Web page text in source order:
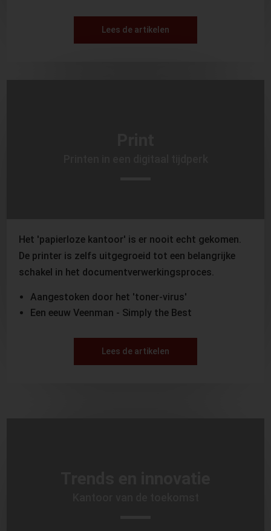
Lees de artikelen
Het 'papierloze kantoor' is er nooit echt gekomen.
De printer is zelfs uitgegroeid tot een belangrijke
schakel in het documentverwerkingsproces.
Aangestoken door het 'toner-virus'
Een eeuw Veenman - Simply the Best
Lees de artikelen